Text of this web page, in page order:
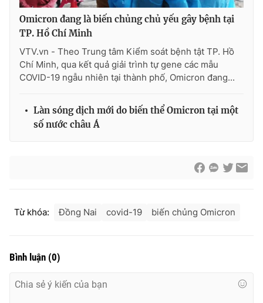
THỜI BÁO VTV
Theo dõi báo trên
Tổng Biên tập:Vũ Thanh Thủy
Tổng đài VTV:
Email: toasoan@vtv.vn
Omicron đang là biến chủng chủ yếu gây bệnh tại
TP. Hồ Chí Minh
VTV.vn - Theo Trung tâm Kiểm soát bệnh tật TP. Hồ
Chí Minh, qua kết quả giải trình tự gene các mẫu
COVID-19 ngẫu nhiên tại thành phố, Omicron đang...
Làn sóng dịch mới do biến thể Omicron tại một
số nước châu Á
Từ khóa: Đồng Nai covid-19 biến chủng Omicron
Bình luận (0)